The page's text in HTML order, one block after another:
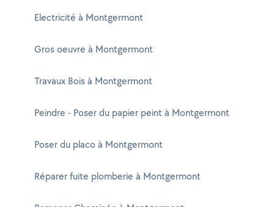
Electricité à Montgermont
Gros oeuvre à Montgermont
Travaux Bois à Montgermont
Peindre - Poser du papier peint à Montgermont
Poser du placo à Montgermont
Réparer fuite plomberie à Montgermont